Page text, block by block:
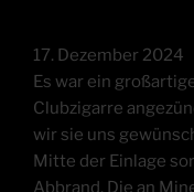
17. Dezem­ber 2024
Es war ein
Club­zi­gar­re
wir sie uns
Mit­te der Ein­la­ge
Abbrand. Die an